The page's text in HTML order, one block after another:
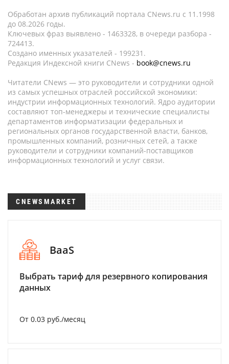
Обработан архив публикаций портала CNews.ru c 11.1998
до 08.2026 годы.
Ключевых фраз выявлено - 1463328, в очереди разбора -
724413.
Создано именных указателей - 199231.
Редакция Индексной книги CNews - book@cnews.ru
Читатели CNews — это руководители и сотрудники одной
из самых успешных отраслей российской экономики:
индустрии информационных технологий. Ядро аудитории
составляют топ-менеджеры и технические специалисты
департаментов информатизации федеральных и
региональных органов государственной власти, банков,
промышленных компаний, розничных сетей, а также
руководители и сотрудники компаний-поставщиков
информационных технологий и услуг связи.
CNEWSMARKET
BaaS
Выбрать тариф для резервного копирования
данных
От 0.03 руб./месяц